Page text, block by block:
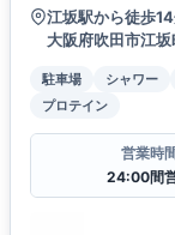
江坂駅から徒歩
大阪府吹田市江
駐車場 シャワー
プロテイン
営業時
24:00間